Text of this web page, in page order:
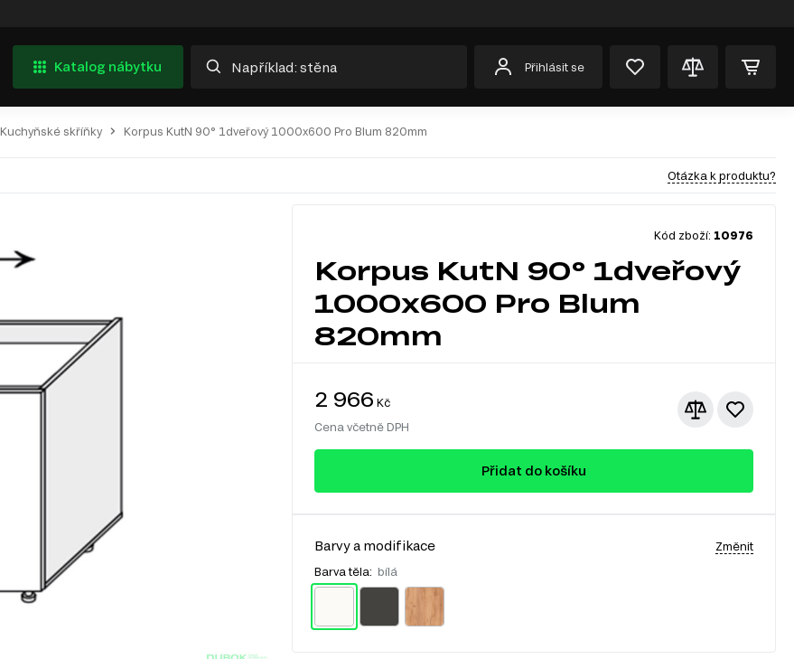
Katalog nábytku Přihlásit se
Kuchyňské skříňky Korpus KutN 90° 1dveřový 1000x600 Pro Blum 820mm
Otázka k produktu?
Kód zboží: 10976
Korpus KutN 90° 1dveřový
1000x600 Pro Blum
820mm
2 966 Kč
Cena včetně DPH
Přidat do košíku
Barvy a modifikace Změnit
Barva těla: bílá